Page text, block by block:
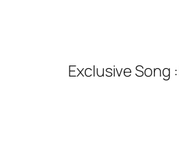
Exclusive Song :